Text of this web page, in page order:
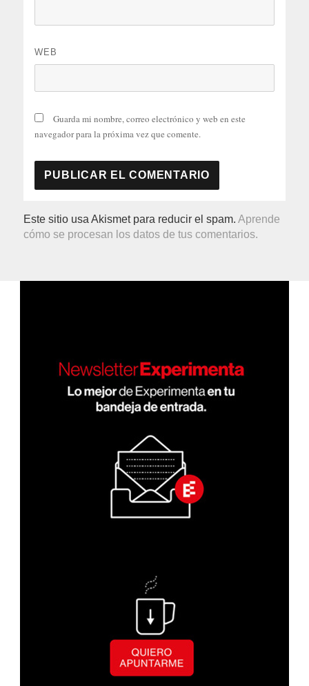
WEB
Guarda mi nombre, correo electrónico y web en este
navegador para la próxima vez que comente.
Este sitio usa Akismet para reducir el spam.Aprende
cómo se procesan los datos de tus comentarios.